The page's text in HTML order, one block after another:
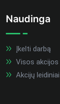
Naudinga
Įkelti darbą
Visos
Akcijų